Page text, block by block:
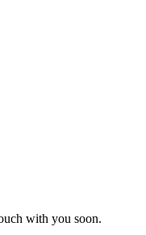
with you soon.